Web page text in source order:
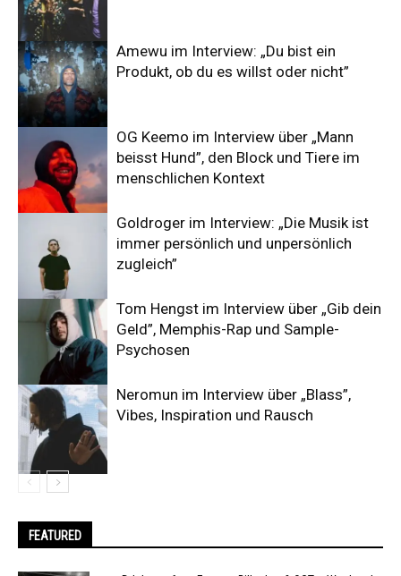
Amewu im Interview: „Du bist ein
Produkt, ob du es willst oder nicht”
OG Keemo im Interview über „Mann
beisst Hund”, den Block und Tiere im
menschlichen Kontext
Goldroger im Interview: „Die Musik ist
immer persönlich und unpersönlich
zugleich”
Tom Hengst im Interview über „Gib dein
Geld”, Memphis-Rap und Sample-
Psychosen
Neromun im Interview über „Blass”,
Vibes, Inspiration und Rausch
FEATURED